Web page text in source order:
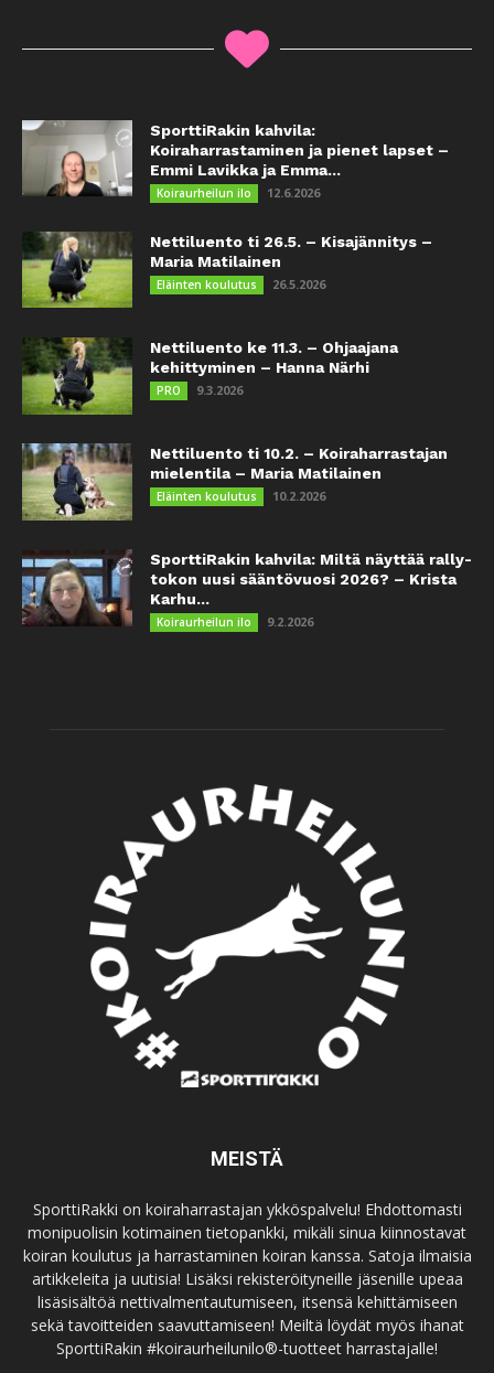
SporttiRakin kahvila:
Koiraharrastaminen ja pienet lapset –
Emmi Lavikka ja Emma...
Koiraurheilun ilo 12.6.2026
Nettiluento ti 26.5. – Kisajännitys –
Maria Matilainen
Eläinten koulutus 26.5.2026
Nettiluento ke 11.3. – Ohjaajana
kehittyminen – Hanna Närhi
PRO 9.3.2026
Nettiluento ti 10.2. – Koiraharrastajan
mielentila – Maria Matilainen
Eläinten koulutus 10.2.2026
SporttiRakin kahvila: Miltä näyttää rally-
tokon uusi sääntövuosi 2026? – Krista
Karhu...
Koiraurheilun ilo 9.2.2026
MEISTÄ
SporttiRakki on koiraharrastajan ykköspalvelu! Ehdottomasti
monipuolisin kotimainen tietopankki, mikäli sinua kiinnostavat
koiran koulutus ja harrastaminen koiran kanssa. Satoja ilmaisia
artikkeleita ja uutisia! Lisäksi rekisteröityneille jäsenille upeaa
lisäsisältöä nettivalmentautumiseen, itsensä kehittämiseen
sekä tavoitteiden saavuttamiseen! Meiltä löydät myös ihanat
SporttiRakin #koiraurheilunilo®-tuotteet harrastajalle!